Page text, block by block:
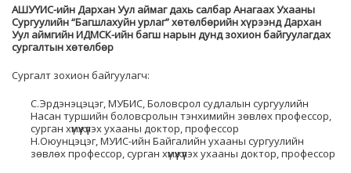
АШУҮИС-ийн Дархан Уул аймаг дахь салбар Анагаах Ухааны
Сургуулийн “Багшлахуйн урлаг” хөтөлбөрийн хүрээнд Дархан
Уул аймгийн ИДМСК-ийн багш нарын дунд зохион байгуулагдах
сургалтын хөтөлбөр
Сургалт зохион байгуулагч:
С.Эрдэнэцэцэг, МУБИС, Боловсрол судлалын сургуулийн
Насан туршийн боловсролын тэнхимийн зөвлөх профессор,
сурган хүмүүжүүлэх ухааны доктор, профессор
Н.Оюунцэцэг, МУИС-ийн Байгалийн ухааны сургуулийн
зөвлөх профессор, сурган хүмүүжүүлэх ухааны доктор, профессор